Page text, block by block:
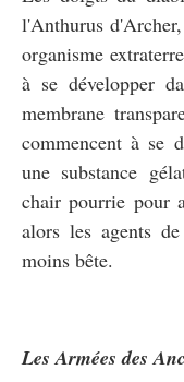
l'Anthurus
organisme
à se développer
membrane
commencent à se
une substance
chair pourrie pour
alors les agents
moins bête.
Les Armées des